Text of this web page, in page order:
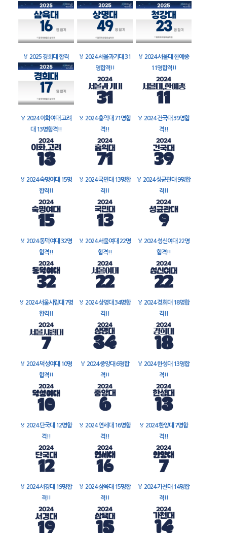
🏅 2025 경희대 합격 🏅 2024 서울과기대 31
명합격!!
🏅 2024 서울대 한예종
11명합격!!
🏅 2024 이화여대 고려
대 13명합격!!
🏅 2024 홍익대 71명합
격!!
🏅 2024 건국대 39명합
격!!
🏅 2024 숙명여대 15명
합격!!
🏅 2024 국민대 13명합
격!!
🏅 2024 성균관대 9명합
격!!
🏅 2024 동덕여대 32명
합격!!
🏅 2024 서울여대 22명
합격!!
🏅 2024 성신여대 22명
합격!!
🏅 2024 서울시립대 7명
합격!!
🏅 2024 상명대 34명합
격!!
🏅 2024 경희대 18명합
격!!
🏅 2024 덕성여대 10명
합격!!
🏅 2024 중앙대 6명합
격!!
🏅 2024 한성대 13명합
격!!
🏅 2024 단국대 12명합
격!!
🏅 2024 연세대 16명합
격!!
🏅 2024 한양대 7명합
격!!
🏅 2024 서경대 19명합
격!!
🏅 2024 삼육대 15명합
격!!
🏅 2024 가천대 14명합
격!!